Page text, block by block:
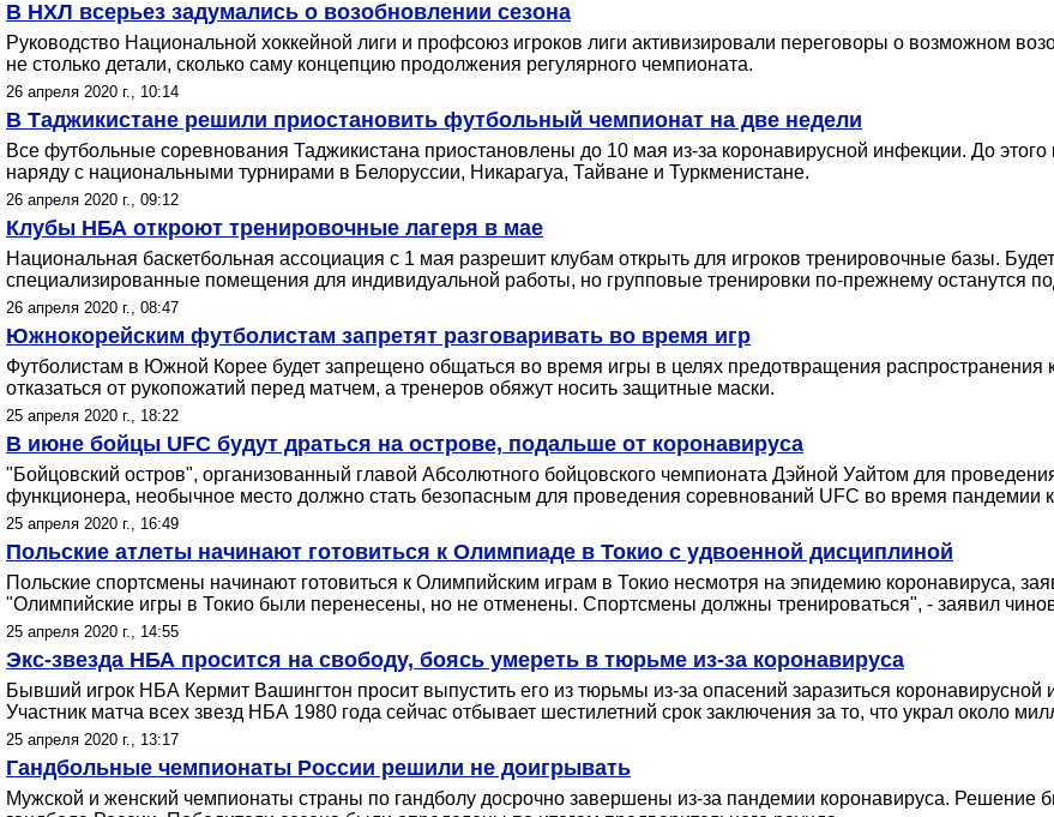
В НХЛ всерьез задумались о возобновлении сезона
Руководство Национальной хоккейной лиги и профсоюз игроков лиги активизировали переговоры о возможном
не столько детали, сколько саму концепцию продолжения регулярного чемпионата.
26 апреля 2020 г., 10:14
В Таджикистане решили приостановить футбольный чемпионат на две недели
Все футбольные соревнования Таджикистана приостановлены до 10 мая из-за коронавирусной инфекции. До
наряду с национальными турнирами в Белоруссии, Никарагуа, Тайване и Туркменистане.
26 апреля 2020 г., 09:12
Клубы НБА откроют тренировочные лагеря в мае
Национальная баскетбольная ассоциация с 1 мая разрешит клубам открыть для игроков тренировочные базы.
специализированные помещения для индивидуальной работы, но групповые тренировки по-прежнему останутся
26 апреля 2020 г., 08:47
Южнокорейским футболистам запретят разговаривать во время игр
Футболистам в Южной Корее будет запрещено общаться во время игры в целях предотвращения распространения
отказаться от рукопожатий перед матчем, а тренеров обяжут носить защитные маски.
25 апреля 2020 г., 18:22
В июне бойцы UFC будут драться на острове, подальше от коронавируса
"Бойцовский остров", организованный главой Абсолютного бойцовского чемпионата Дэйной Уайтом для
функционера, необычное место должно стать безопасным для проведения соревнований UFC во время пандемии
25 апреля 2020 г., 16:49
Польские атлеты начинают готовиться к Олимпиаде в Токио с удвоенной дисциплиной
Польские спортсмены начинают готовиться к Олимпийским играм в Токио несмотря на эпидемию коронавируса,
"Олимпийские игры в Токио были перенесены, но не отменены. Спортсмены должны тренироваться", - заявил
25 апреля 2020 г., 14:55
Экс-звезда НБА просится на свободу, боясь умереть в тюрьме из-за коронавируса
Бывший игрок НБА Кермит Вашингтон просит выпустить его из тюрьмы из-за опасений заразиться
Участник матча всех звезд НБА 1980 года сейчас отбывает шестилетний срок заключения за то, что украл около
25 апреля 2020 г., 13:17
Гандбольные чемпионаты России решили не доигрывать
Мужской и женский чемпионаты страны по гандболу досрочно завершены из-за пандемии коронавируса. Решение